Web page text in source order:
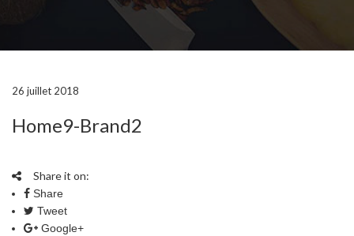
26 juillet 2018
Home9-Brand2
Share it on:
Share
Tweet
Google+